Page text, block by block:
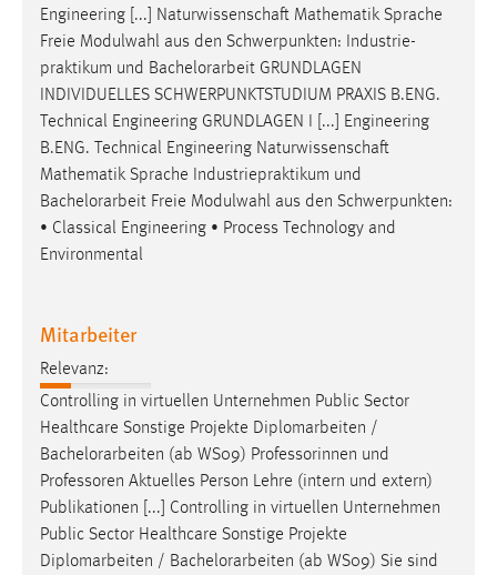
Engineering [...] Naturwissenschaft Mathematik Sprache
Freie Modulwahl aus den Schwerpunkten: Industrie-
praktikum und Bachelorarbeit GRUNDLAGEN
INDIVIDUELLES SCHWERPUNKTSTUDIUM PRAXIS B.ENG.
Technical Engineering GRUNDLAGEN I [...] Engineering
B.ENG. Technical Engineering Naturwissenschaft
Mathematik Sprache Industriepraktikum und
Bachelorarbeit Freie Modulwahl aus den Schwerpunkten:
• Classical Engineering • Process Technology and
Environmental
Mitarbeiter
Relevanz:
Controlling in virtuellen Unternehmen Public Sector
Healthcare Sonstige Projekte Diplomarbeiten /
Bachelorarbeiten (ab WS09) Professorinnen und
Professoren Aktuelles Person Lehre (intern und extern)
Publikationen [...] Controlling in virtuellen Unternehmen
Public Sector Healthcare Sonstige Projekte
Diplomarbeiten / Bachelorarbeiten (ab WS09) Sie sind
STATISTIK
Statistik Cookies erfassen Informationen anonym.
Diese Informationen helfen uns zu verstehen, wie
unsere Besucher unsere Website nutzen.
Matomo
Name:
Zugriffsstatistik
Cookie Laufzeit:
Max. 13 Monate
MARKETING
Marketing Cookies werden von Drittanbietern
verwendet, um personalisierte Werbung anzuzeigen.